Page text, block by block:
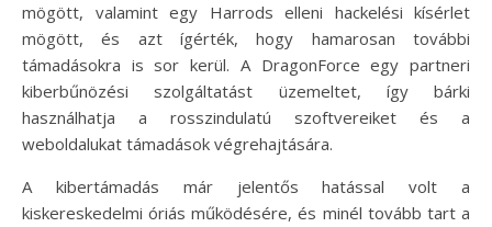
mögött, valamint egy Harrods elleni hackelési kísérlet
mögött, és azt ígérték, hogy hamarosan további
támadásokra is sor kerül. A DragonForce egy partneri
kiberbűnözési szolgáltatást üzemeltet, így bárki
használhatja a rosszindulatú szoftvereiket és a
weboldalukat támadások végrehajtására.
A kibertámadás már jelentős hatással volt a
kiskereskedelmi óriás működésére, és minél tovább tart a